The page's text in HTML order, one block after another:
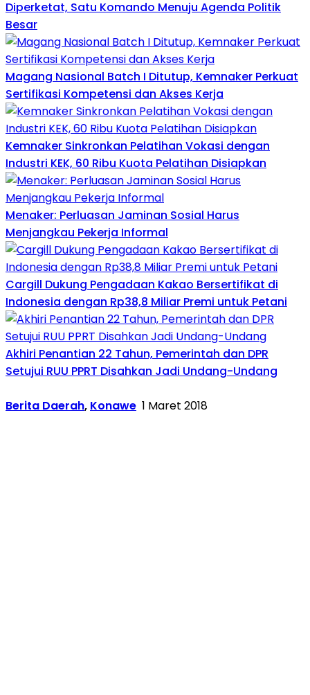
Diperketat, Satu Komando Menuju Agenda Politik
Besar
Magang Nasional Batch I Ditutup, Kemnaker Perkuat
Sertifikasi Kompetensi dan Akses Kerja
Kemnaker Sinkronkan Pelatihan Vokasi dengan
Industri KEK, 60 Ribu Kuota Pelatihan Disiapkan
Menaker: Perluasan Jaminan Sosial Harus
Menjangkau Pekerja Informal
Cargill Dukung Pengadaan Kakao Bersertifikat di
Indonesia dengan Rp38,8 Miliar Premi untuk Petani
Akhiri Penantian 22 Tahun, Pemerintah dan DPR
Setujui RUU PPRT Disahkan Jadi Undang-Undang
Berita Daerah, Konawe 1 Maret 2018